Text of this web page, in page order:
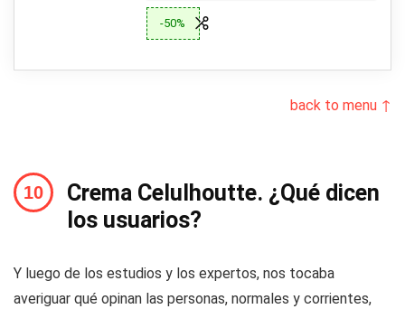
-50%
back to menu ↑
Crema Celulhoutte. ¿Qué dicen
los usuarios?
Y luego de los estudios y los expertos, nos tocaba
averiguar qué opinan las personas, normales y corrientes,